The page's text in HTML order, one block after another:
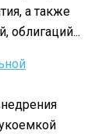
а также
облигаций...